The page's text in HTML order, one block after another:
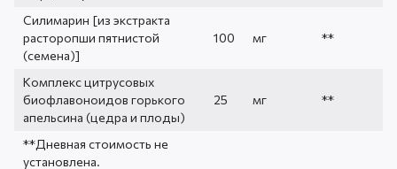
Силимарин [из экстракта
расторопши пятнистой
(семена)]
100 мг **
Комплекс цитрусовых
биофлавоноидов горького
апельсина (цедра и плоды)
25 мг **
**Дневная стоимость не
установлена.